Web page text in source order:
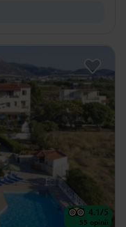
4.1/5
55 opinii